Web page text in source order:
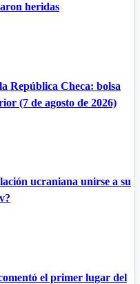
heridas
República Checa: bolsa
(7 de agosto de 2026)
ucraniana unirse a su
el primer lugar del